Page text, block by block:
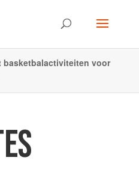
basketbalactiviteiten voor